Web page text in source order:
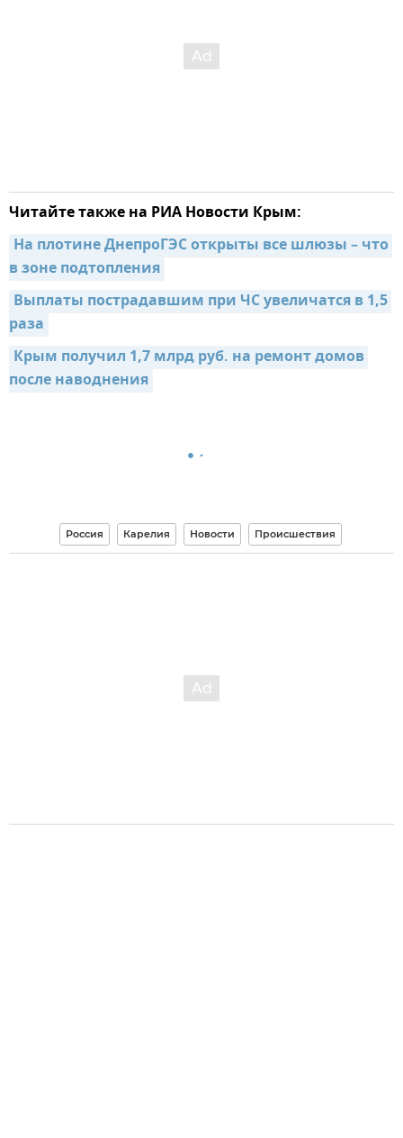
Читайте также на РИА Новости Крым:
На плотине ДнепроГЭС открыты все шлюзы – что
в зоне подтопления
Выплаты пострадавшим при ЧС увеличатся в 1,5
раза
Крым получил 1,7 млрд руб. на ремонт домов
после наводнения
Россия Карелия Новости Происшествия